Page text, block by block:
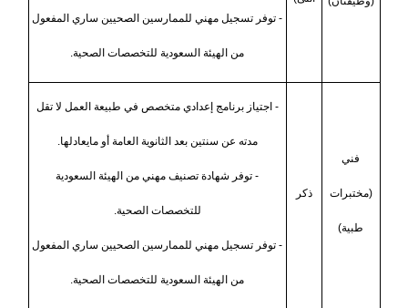
- توفر تسجيل مهني للممارسين الصحيين ساري المفعول
من الهيئة السعودية للتخصصات الصحية.
فني
(مختبرات
طبية)
ذكر
- اجتياز برنامج إعدادي متخصص في طبيعة العمل لا تقل
مدته عن سنتين بعد الثانوية العامة أو مايعادلها.
- توفر شهادة تصنيف مهني من الهيئة السعودية
للتخصصات الصحية.
- توفر تسجيل مهني للممارسين الصحيين ساري المفعول
من الهيئة السعودية للتخصصات الصحية.